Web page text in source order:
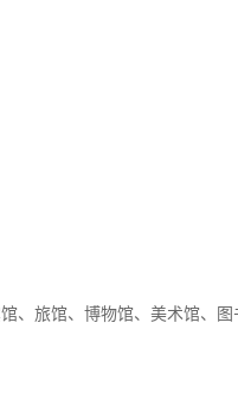
、旅馆、博物馆、美术馆、